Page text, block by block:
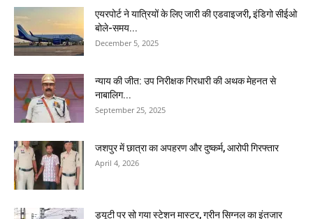
एयरपोर्ट ने यात्रियों के लिए जारी की एडवाइजरी, इंडिगो सीईओ
बोले-समय...
December 5, 2025
न्याय की जीत: उप निरीक्षक गिरधारी की अथक मेहनत से
नाबालिग...
September 25, 2025
जशपुर में छात्रा का अपहरण और दुष्कर्म, आरोपी गिरफ्तार
April 4, 2026
ड्यूटी पर सो गया स्टेशन मास्टर, ग्रीन सिग्नल का इंतजार